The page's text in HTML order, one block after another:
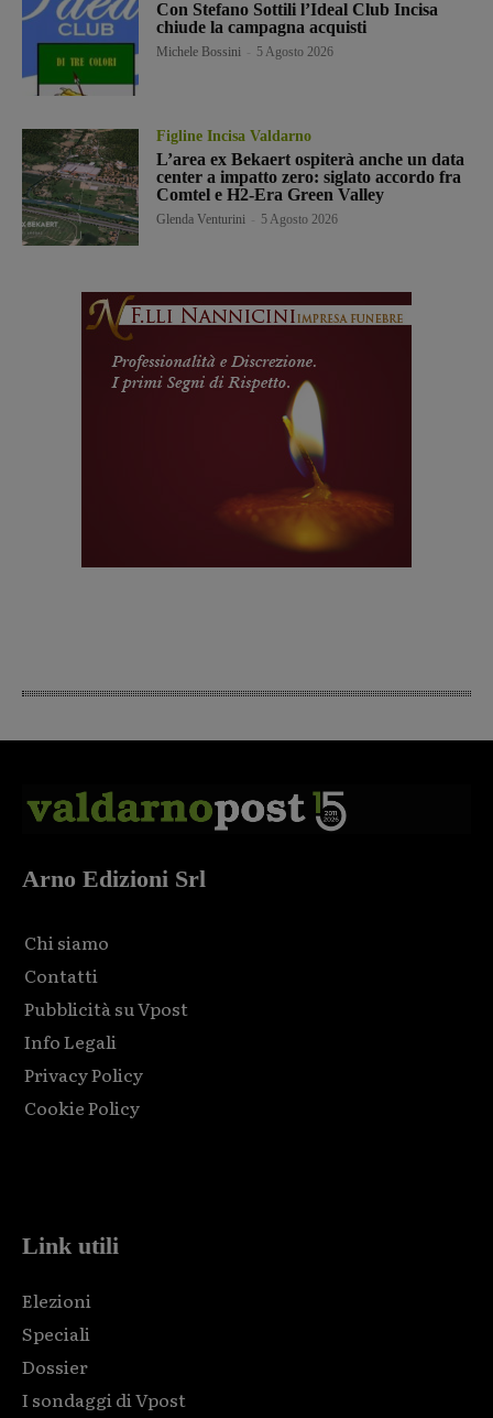
Con Stefano Sottili l’Ideal Club Incisa
chiude la campagna acquisti
Michele Bossini 5 Agosto 2026
Figline Incisa Valdarno
L’area ex Bekaert ospiterà anche un data
center a impatto zero: siglato accordo fra
Comtel e H2-Era Green Valley
Glenda Venturini 5 Agosto 2026
Arno Edizioni Srl
Chi siamo
Contatti
Pubblicità su Vpost
Info Legali
Privacy Policy
Cookie Policy
Link utili
Elezioni
Speciali
Dossier
I sondaggi di Vpost